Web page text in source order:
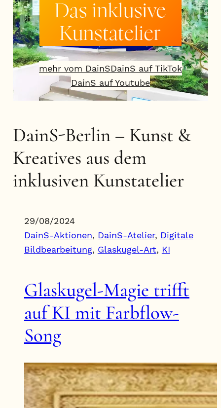
Das inklusive
Kunstatelier
mehr vom DainSDainS auf TikTok
DainS auf Youtube
DainS-Berlin – Kunst &
Kreatives aus dem
inklusiven Kunstatelier
29/08/2024
DainS-Aktionen, DainS-Atelier, Digitale
Bildbearbeitung, Glaskugel-Art, KI
Glaskugel-Magie trifft
auf KI mit Farbflow-
Song